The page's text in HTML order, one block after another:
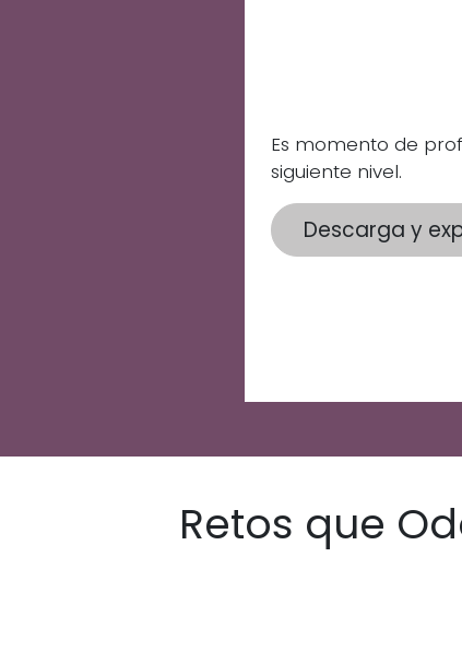
Es momento de
siguiente nivel.
Descarga y
Retos que